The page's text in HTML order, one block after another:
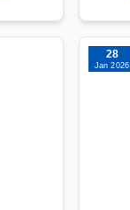
28
Jan 2026